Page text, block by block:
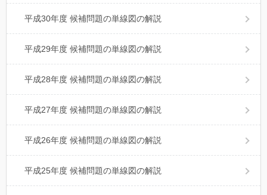
平成30年度 候補問題の単線図の解説
平成29年度 候補問題の単線図の解説
平成28年度 候補問題の単線図の解説
平成27年度 候補問題の単線図の解説
平成26年度 候補問題の単線図の解説
平成25年度 候補問題の単線図の解説